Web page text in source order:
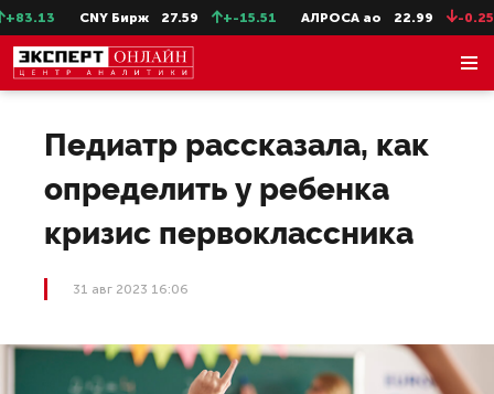
CNY Бирж 27.59 +-15.51 АЛРОСА ао 22.99 -0.25
Педиатр рассказала, как
определить у ребенка
кризис первоклассника
31 авг 2023 16:06